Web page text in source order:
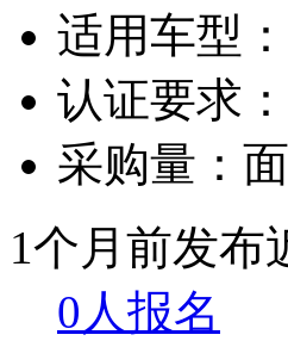
适用车型：
认证要求：
采购量：
1个月前发布
0人报名